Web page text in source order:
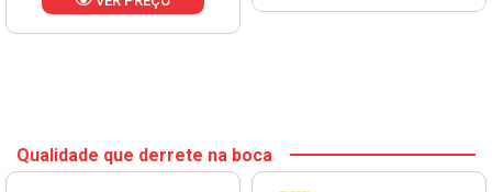
Qualidade que derrete na boca